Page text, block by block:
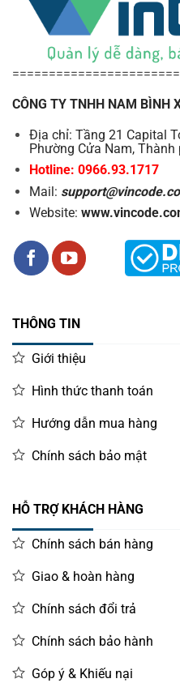
CÔNG TY TNHH NAM BÌNH
Địa chỉ: Tầng 21 Capital
Phường Cửa Nam, Thành
Hotline: 0966.93.1717
Mail:
Website:
THÔNG TIN
Giới thiệu
Hình thức thanh toán
Hướng dẫn mua hàng
Chính sách bảo mật
HỖ TRỢ KHÁCH HÀNG
Chính sách bán hàng
Giao & hoàn hàng
Chính sách đổi trả
Chính sách bảo hành
Góp ý & Khiếu nại